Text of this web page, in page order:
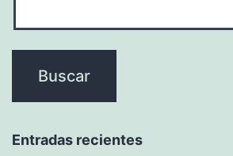
Entradas recientes